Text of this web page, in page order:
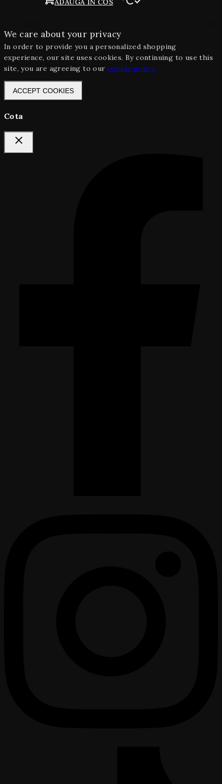
ADAUGA IN COS
We care about your privacy
In order to provide you a personalized shopping
experience, our site uses cookies. By continuing to use this
site, you are agreeing to our cookie policy.
ACCEPT COOKIES
Cota